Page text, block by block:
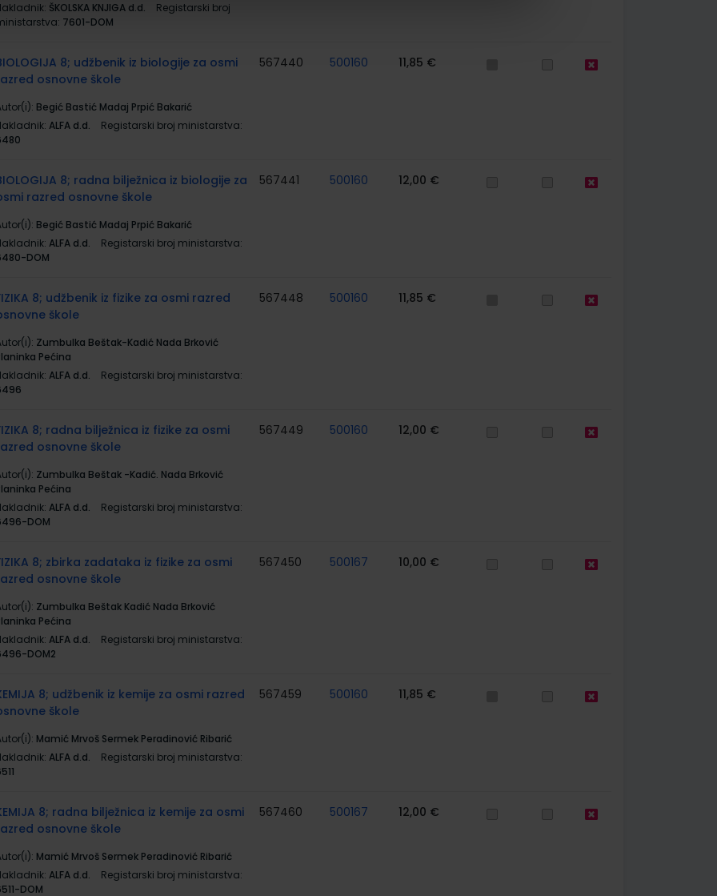
ŠKOLSKA KNJIGA d.d.
Registarski broj
7601-DOM
8; udžbenik iz biologije za osmi
osnovne škole
Begić Bastić Madaj Prpić Bakarić
ALFA d.d.
Registarski broj ministarstva:
567440 500160 11,85 €
8; radna bilježnica iz biologije za
razred osnovne škole
Begić Bastić Madaj Prpić Bakarić
ALFA d.d.
Registarski broj ministarstva:
DOM
567441 500160 12,00 €
8; udžbenik iz fizike za osmi razred
škole
Zumbulka Beštak-Kadić Nada Brković
Pećina
ALFA d.d.
Registarski broj ministarstva:
567448 500160 11,85 €
8; radna bilježnica iz fizike za osmi
osnovne škole
Zumbulka Beštak -Kadić. Nada Brković
Pećina
ALFA d.d.
Registarski broj ministarstva:
DOM
567449 500160 12,00 €
8; zbirka zadataka iz fizike za osmi
osnovne škole
Zumbulka Beštak Kadić Nada Brković
Pećina
ALFA d.d.
Registarski broj ministarstva:
DOM2
567450 500167 10,00 €
8; udžbenik iz kemije za osmi razred
škole
Mamić Mrvoš Sermek Peradinović Ribarić
ALFA d.d.
Registarski broj ministarstva:
567459 500160 11,85 €
8; radna bilježnica iz kemije za osmi
osnovne škole
Mamić Mrvoš Sermek Peradinović Ribarić
ALFA d.d.
Registarski broj ministarstva:
DOM
567460 500167 12,00 €